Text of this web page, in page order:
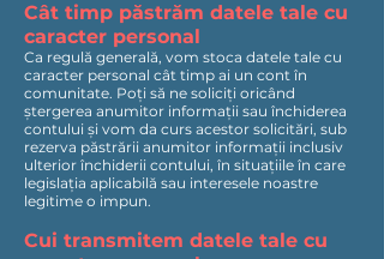
Cât timp păstrăm datele tale cu
caracter personal
Ca regulă generală, vom stoca datele tale cu
caracter personal cât timp ai un cont în
comunitate. Poți să ne soliciți oricând
ștergerea anumitor informații sau închiderea
contului și vom da curs acestor solicitări, sub
rezerva păstrării anumitor informații inclusiv
ulterior închiderii contului, în situațiile în care
legislația aplicabilă sau interesele noastre
legitime o impun.
Cui transmitem datele tale cu